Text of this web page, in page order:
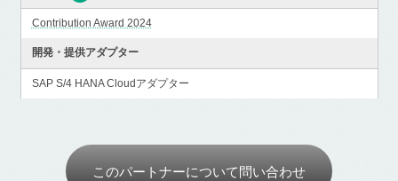
Contribution Award 2024
開発・提供アダプター
SAP S/4 HANA Cloudアダプター
このパートナーについて問い合わせ